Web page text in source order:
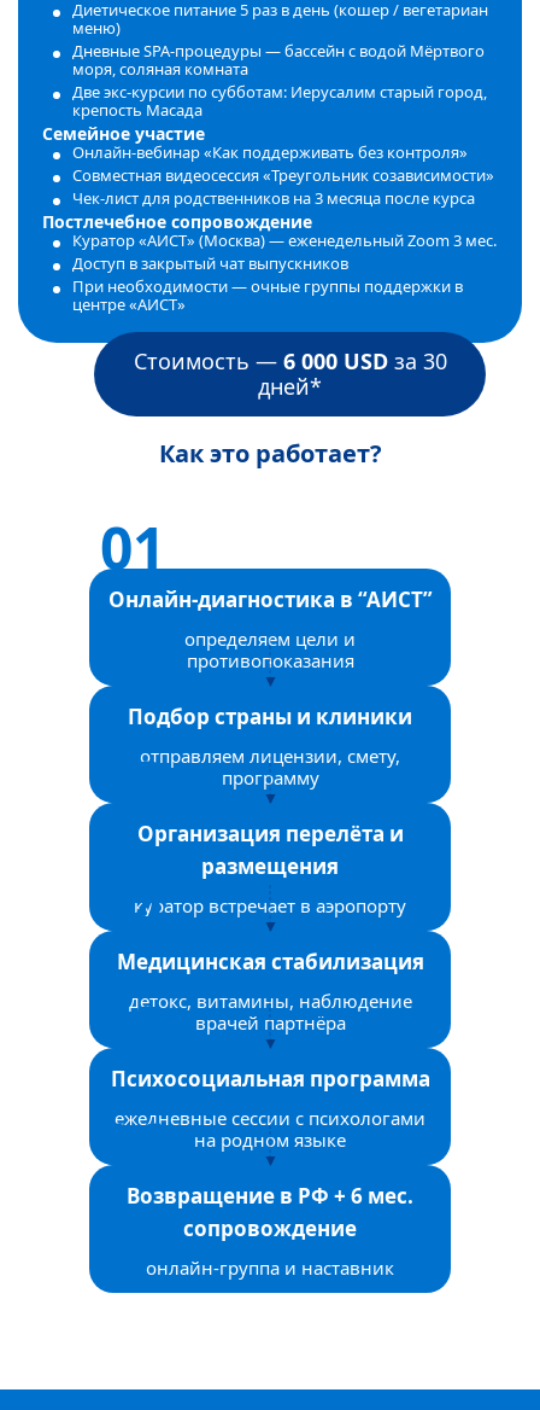
Диетическое питание 5 раз в день (кошер / вегетариан
меню)
Дневные SPA‑процедуры — бассейн с водой Мёртвого
моря, соляная комната
Две экс‑курсии по субботам: Иерусалим старый город,
крепость Масада
Семейное участие
Онлайн‑вебинар «Как поддерживать без контроля»
Совместная видеосессия «Треугольник созависимости»
Чек‑лист для родственников на 3 месяца после курса
Постлечебное сопровождение
Куратор «АИСТ» (Москва) — еженедельный Zoom 3 мес.
Доступ в закрытый чат выпускников
При необходимости — очные группы поддержки в
центре «АИСТ»
Стоимость — 6 000 USDза 30
дней*
Как это работает?
Онлайн-диагностика в “АИСТ”
определяем цели и
противопоказания
Подбор страны и клиники
отправляем лицензии, смету,
программу
Организация перелёта и
размещения
куратор встречает в аэропорту
Медицинская стабилизация
детокс, витамины, наблюдение
врачей партнёра
Психосоциальная программа
ежедневные сессии с психологами
на родном языке
Возвращение в РФ + 6 мес.
сопровождение
онлайн-группа и наставник